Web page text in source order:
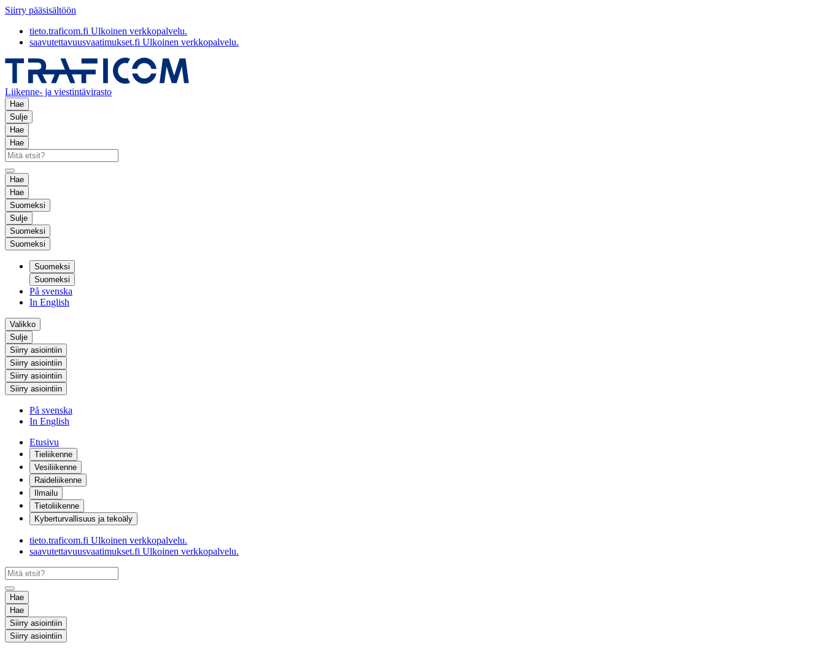
Siirry pääsisältöön
tieto.traficom.fi Ulkoinen verkkopalvelu.
saavutettavuusvaatimukset.fi Ulkoinen verkkopalvelu.
Liikenne- ja viestintävirasto
Hae
Sulje
Hae
Hae
Hae
Hae
Suomeksi
Sulje
Suomeksi
Suomeksi
Suomeksi
Suomeksi
På svenska
In English
Valikko
Sulje
Siirry asiointiin
Siirry asiointiin
Siirry asiointiin
Siirry asiointiin
På svenska
In English
Etusivu
Tieliikenne
Vesiliikenne
Raideliikenne
Ilmailu
Tietoliikenne
Kyberturvallisuus ja tekoäly
tieto.traficom.fi Ulkoinen verkkopalvelu.
saavutettavuusvaatimukset.fi Ulkoinen verkkopalvelu.
Hae
Hae
Siirry asiointiin
Siirry asiointiin